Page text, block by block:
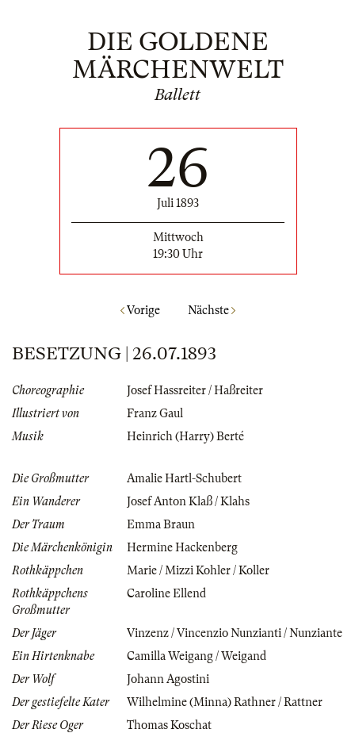
DIE GOLDENE
MÄRCHENWELT
Ballett
26
Juli 1893
Mittwoch
19:30 Uhr
Vorige Nächste
BESETZUNG | 26.07.1893
Choreographie
Josef Hassreiter / Haßreiter
Illustriert von
Franz Gaul
Musik
Heinrich (Harry) Berté
Die Großmutter
Amalie Hartl-Schubert
Ein Wanderer
Josef Anton Klaß / Klahs
Der Traum
Emma Braun
Die Märchenkönigin
Hermine Hackenberg
Rothkäppchen
Marie / Mizzi Kohler / Koller
Rothkäppchens
Großmutter
Caroline Ellend
Der Jäger
Vinzenz / Vincenzio Nunzianti / Nunziante
Ein Hirtenknabe
Camilla Weigang / Weigand
Der Wolf
Johann Agostini
Der gestiefelte Kater
Wilhelmine (Minna) Rathner / Rattner
Der Riese Oger
Thomas Koschat